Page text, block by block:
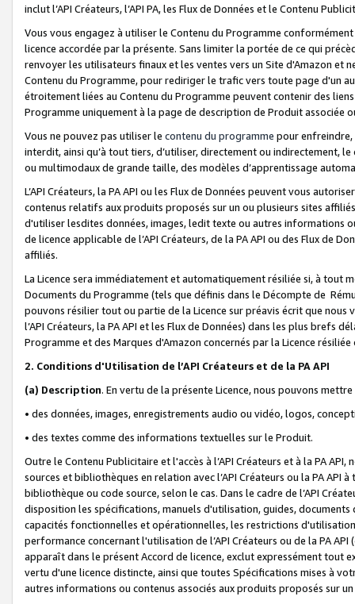
inclut l’API Créateurs, l’API PA, les Flux de Données et le Contenu
Vous vous engagez à utiliser le Contenu du Programme
licence accordée par la présente. Sans limiter la portée de ce qui
renvoyer les utilisateurs finaux et les ventes vers un Site d'Amazon et
Contenu du Programme, pour rediriger le trafic vers toute page d'un
étroitement liées au Contenu du Programme peuvent contenir des
Programme uniquement à la page de description de Produit associée
Vous ne pouvez pas utiliser le contenu du programme pour
interdit, ainsi qu’à tout tiers, d’utiliser, directement ou indirectement,
ou multimodaux de grande taille, des modèles d’apprentissage
L’API Créateurs, la PA API ou les Flux de Données peuvent vous
contenus relatifs aux produits proposés sur un ou plusieurs sites
d'utiliser lesdites données, images, ledit texte ou autres informations
de licence applicable de l’API Créateurs, de la PA API ou des Flux de
affiliés.
La Licence sera immédiatement et automatiquement résiliée si, à
Documents du Programme (tels que définis dans le Décompte de
pouvons résilier tout ou partie de la Licence sur préavis écrit que
l’API Créateurs, la PA API et les Flux de Données) dans les plus
Programme et des Marques d'Amazon concernés par la Licence
2. Conditions d'Utilisation de l’API Créateurs et de la PA API
(a) Description. En vertu de la présente Licence, nous pouvons
• des données, images, enregistrements audio ou vidéo, logos,
• des textes comme des informations textuelles sur le Produit.
Outre le Contenu Publicitaire et l'accès à l’API Créateurs et à la PA
sources et bibliothèques en relation avec l’API Créateurs ou la PA
bibliothèque ou code source, selon le cas. Dans le cadre de l’API
disposition les spécifications, manuels d'utilisation, guides,
capacités fonctionnelles et opérationnelles, les restrictions
performance concernant l'utilisation de l’API Créateurs ou de la PA
apparaît dans le présent Accord de licence, exclut expressément tout
vertu d'une licence distincte, ainsi que toutes Spécifications mises à
autres informations ou contenus associés aux produits proposés sur